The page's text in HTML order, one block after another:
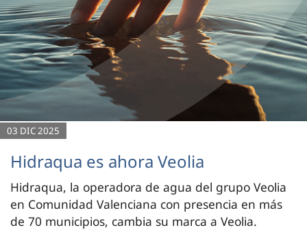
03 DIC 2025
Hidraqua es ahora Veolia
Hidraqua, la operadora de agua del grupo Veolia
en Comunidad Valenciana con presencia en más
de 70 municipios, cambia su marca a Veolia.